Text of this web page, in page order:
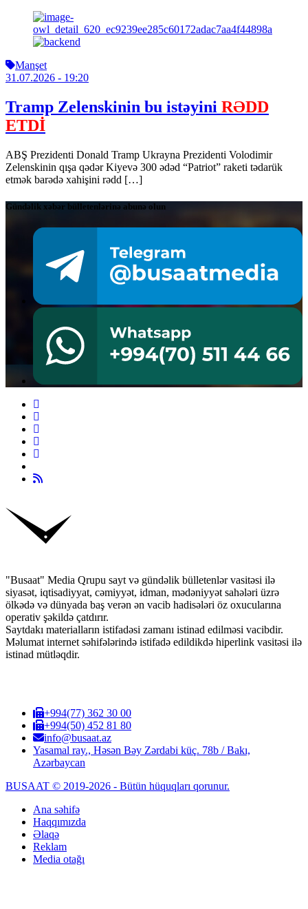
Manşet
31.07.2026 - 19:20
Tramp Zelenskinin bu istəyini RƏDD
ETDİ
ABŞ Prezidenti Donald Tramp Ukrayna Prezidenti Volodimir
Zelenskinin qışa qədər Kiyevə 300 ədəd “Patriot” raketi tədarük
etmək barədə xahişini rədd […]
Gündəlik xəbər bülletenlərinə abunə olun
"Busaat" Media Qrupu sayt və gündəlik bülletenlər vasitəsi ilə
siyasət, iqtisadiyyat, cəmiyyət, idman, mədəniyyət sahələri üzrə
ölkədə və dünyada baş verən ən vacib hadisələri öz oxucularına
operativ şəkildə çatdırır.
Saytdakı materialların istifadəsi zamanı istinad edilməsi vacibdir.
Məlumat internet səhifələrində istifadə edildikdə hiperlink vasitəsi ilə
istinad mütləqdir.
+994(77) 362 30 00
+994(50) 452 81 80
info@busaat.az
Yasamal ray., Həsən Bəy Zərdabi küç. 78b / Bakı,
Azərbaycan
BUSAAT © 2019-2026 - Bütün hüquqları qorunur.
Ana səhifə
Haqqımızda
Əlaqə
Reklam
Media otağı